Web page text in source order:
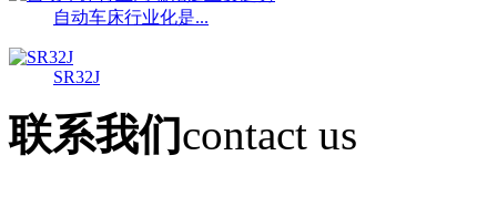
自动车床行业化是...
SR32J
联系我们contact us